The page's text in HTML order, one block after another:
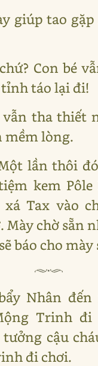
giúp tao
Con bé
táo lại đi!
tha thiết
mềm lòng.
lần thôi
kem
Tax vào
Mày chờ sẵn
báo cho mày
Nhân
Trinh đi
cậu
đi chơi.